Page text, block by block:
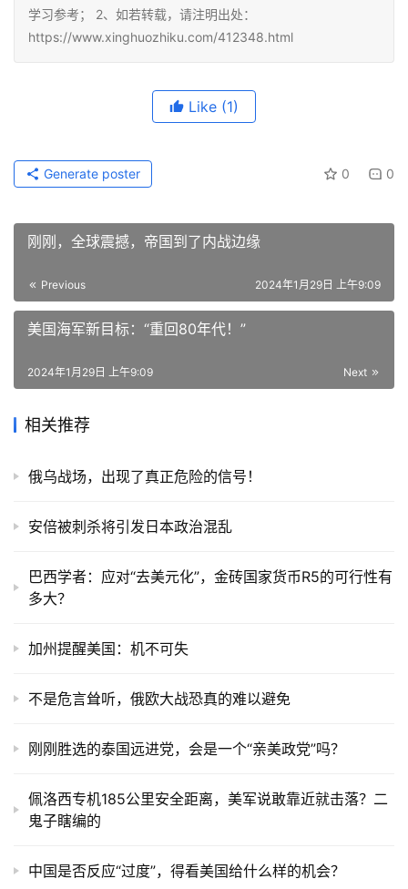
学习参考； 2、如若转载，请注明出处：
https://www.xinghuozhiku.com/412348.html
Like (1)
0 0
Generate poster
刚刚，全球震撼，帝国到了内战边缘
Previous 2024年1月29日 上午9:09
美国海军新目标：“重回80年代！”
Next
2024年1月29日 上午9:09
相关推荐
俄乌战场，出现了真正危险的信号！
安倍被刺杀将引发日本政治混乱
巴西学者：应对“去美元化”，金砖国家货币R5的可行性有
多大？
加州提醒美国：机不可失
不是危言耸听，俄欧大战恐真的难以避免
刚刚胜选的泰国远进党，会是一个“亲美政党”吗？
佩洛西专机185公里安全距离，美军说敢靠近就击落？二
鬼子瞎编的
中国是否反应“过度”，得看美国给什么样的机会？